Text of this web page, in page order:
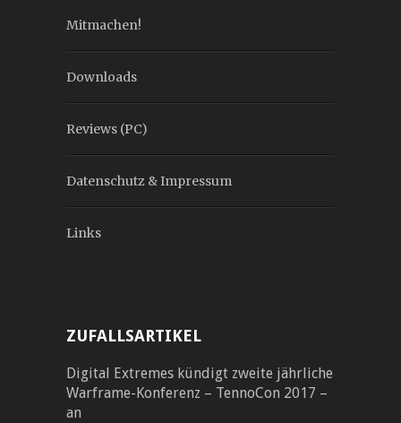
Mitmachen!
Downloads
Reviews (PC)
Datenschutz & Impressum
Links
ZUFALLSARTIKEL
Digital Extremes kündigt zweite jährliche
Warframe-Konferenz – TennoCon 2017 –
an